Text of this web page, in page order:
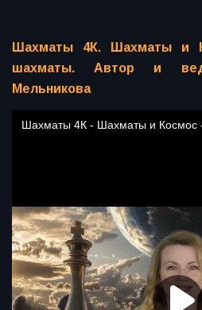
Шахматы 4К. Шахматы и
шахматы. Автор и
Мельникова